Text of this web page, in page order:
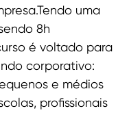
uma
8h
é voltado para
corporativo:
e médios
profissionais